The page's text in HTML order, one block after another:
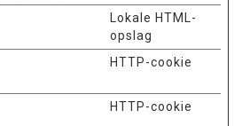
Lokale HTML-
opslag
HTTP-cookie
HTTP-cookie